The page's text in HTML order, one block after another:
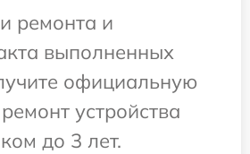
ремонта и
выполненных
официальную
устройства
до 3 лет.